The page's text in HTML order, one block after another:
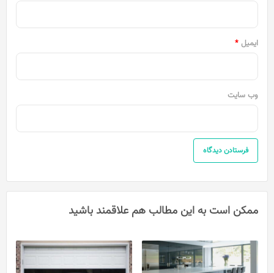
ایمیل *
وب‌ سایت
ممکن است به این مطالب هم علاقمند باشید